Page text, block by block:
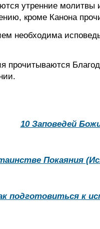
утренние молитвы
кроме Канона
необходима
прочитываются
10 Заповедей
Покаяния
подготовиться к